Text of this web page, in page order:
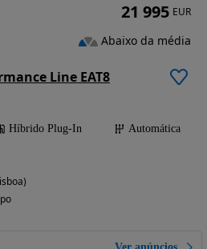
Line EAT8
Híbrido Plug-In
Automática
21 995 EUR
Abaixo da média